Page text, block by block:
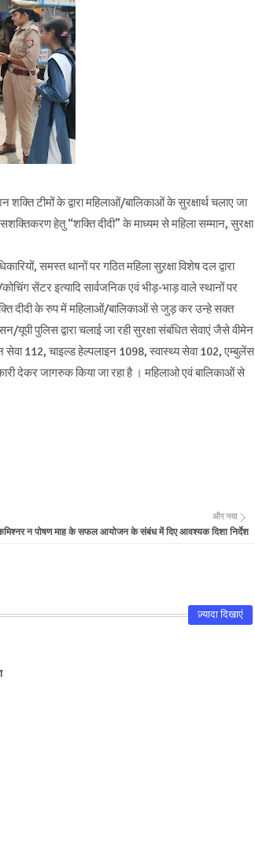
टीमों के द्वारा महिलाओं/बालिकाओं के सुरक्षार्थ चलाए जा
हेतु “शक्ति दीदी” के माध्यम से महिला सम्मान, सुरक्षा
समस्त थानों पर गठित महिला सुऱक्षा विशेष दल द्वारा
सेंटर इत्यादि सार्वजनिक एवं भीड़-भाड़ वाले स्थानों पर
दीदी के रुप में महिलाओं/बालिकाओं से जुड़ कर उन्हे सक्त
पुलिस द्वारा चलाई जा रही सुरक्षा संबंधित सेवाएं जैसे वीमेन
112, चाइल्ड हेल्पलाइन 1098, स्वास्थ्य सेवा 102, एम्बुलेंस
देकर जागरुक किया जा रहा है । महिलाओ एवं बालिकाओं से
और नया
न पोषण माह के सफल आयोजन के संबंध में दिए आवश्यक दिशा निर्देश
ज़्यादा दिखाएं